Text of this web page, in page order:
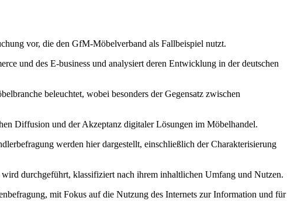
vor, die den GfM-Möbelverband als Fallbeispiel nutzt.
und des E-business und analysiert deren Entwicklung in der deutschen
beleuchtet, wobei besonders der Gegensatz zwischen
Diffusion und der Akzeptanz digitaler Lösungen im Möbelhandel.
werden hier dargestellt, einschließlich der Charakterisierung
durchgeführt, klassifiziert nach ihrem inhaltlichen Umfang und Nutzen.
mit Fokus auf die Nutzung des Internets zur Information und für